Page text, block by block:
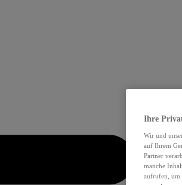
Ihre
Wir und
auf Ihrem
Partner
manche
aufrufen, um